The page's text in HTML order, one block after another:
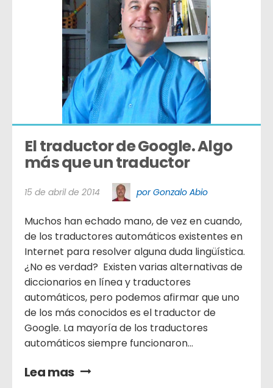
El traductor de Google. Algo
más que un traductor
15 de abril de 2014 por Gonzalo Abio
Muchos han echado mano, de vez en cuando,
de los traductores automáticos existentes en
Internet para resolver alguna duda lingüística.
¿No es verdad? Existen varias alternativas de
diccionarios en línea y traductores
automáticos, pero podemos afirmar que uno
de los más conocidos es el traductor de
Google. La mayoría de los traductores
automáticos siempre funcionaron...
Lea mas